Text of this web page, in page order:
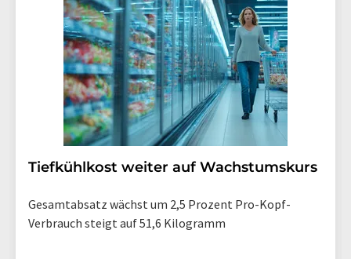
Tiefkühlkost weiter auf Wachstumskurs
Gesamtabsatz wächst um 2,5 Prozent Pro-Kopf-
Verbrauch steigt auf 51,6 Kilogramm